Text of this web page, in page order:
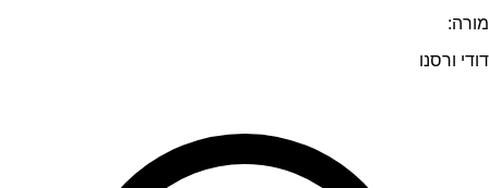
מורה:
דודי ורסנו